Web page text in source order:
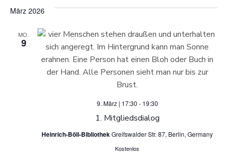
d
A
n
s
c
i
g
o
März 2026
MO.
9
1. Mitgliedsdialog
9. März | 17:30 - 19:30
Heinrich-Böll-BibliothekGreifswalder Str. 87, Berlin, Germany
Kostenlos